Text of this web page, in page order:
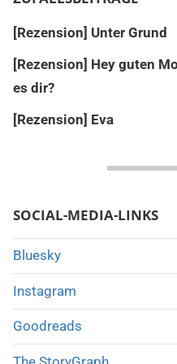
[Rezension] Unter Grund
[Rezension] Hey guten
es dir?
[Rezension] Eva
SOCIAL-MEDIA-LINKS
Bluesky
Instagram
Goodreads